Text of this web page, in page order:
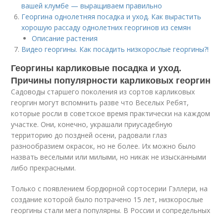
вашей клумбе — выращиваем правильно
Георгина однолетняя посадка и уход. Как вырастить
хорошую рассаду однолетних георгинов из семян
Описание растения
Видео георгины. Как посадить низкорослые георгины?!
Георгины карликовые посадка и уход.
Причины популярности карликовых георгин
Садоводы старшего поколения из сортов карликовых
георгин могут вспомнить разве что Веселых Ребят,
которые росли в советское время практически на каждом
участке. Они, конечно, украшали приусадебную
территорию до поздней осени, радовали глаз
разнообразием окрасок, но не более. Их можно было
назвать веселыми или милыми, но никак не изысканными
либо прекрасными.
Только с появлением бордюрной сортосерии Гэллери, на
создание которой было потрачено 15 лет, низкорослые
георгины стали мега популярны. В России и сопредельных